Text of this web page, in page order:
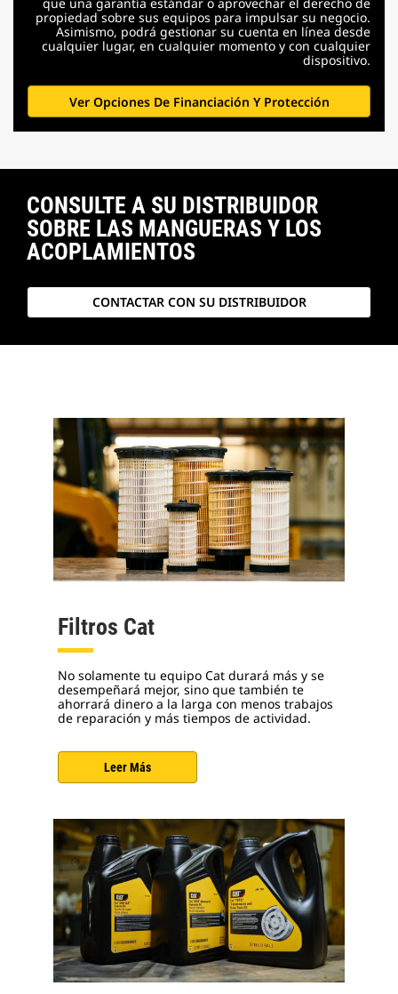
propiedad sobre sus equipos para impulsar su negocio.
Asimismo, podrá gestionar su cuenta en línea desde
cualquier lugar, en cualquier momento y con cualquier
dispositivo.
Ver Opciones De Financiación Y Protección
CONSULTE A SU DISTRIBUIDOR
SOBRE LAS MANGUERAS Y LOS
ACOPLAMIENTOS
CONTACTAR CON SU DISTRIBUIDOR
Filtros Cat
No solamente tu equipo Cat durará más y se
desempeñará mejor, sino que también te
ahorrará dinero a la larga con menos trabajos
de reparación y más tiempos de actividad.
Leer Más